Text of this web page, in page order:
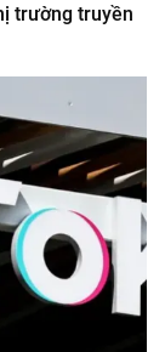
trường truyền